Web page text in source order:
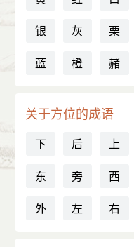
银
灰 栗
蓝
橙 赭
关于方位的成语
下 后 上
东
旁 西
外
左 右